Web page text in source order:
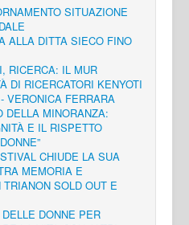
SITUAZIONE
ALLA DITTA SIECO FINO
RICERCA: IL MUR
DI RICERCATORI KENYOTI
VERONICA FERRARA
DELLA MINORANZA:
E IL RISPETTO
CHIUDE LA SUA
MEMORIA E
SOLD OUT E
DONNE PER